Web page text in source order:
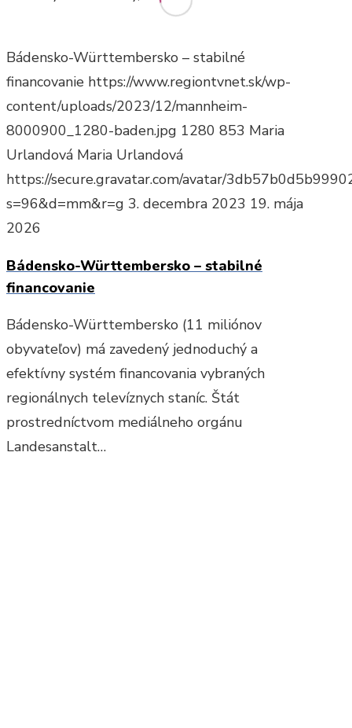
Bádensko-Württembersko – stabilné
financovanie https://www.regiontvnet.sk/wp-
content/uploads/2023/12/mannheim-
8000900_1280-baden.jpg 1280 853 Maria
Urlandová Maria Urlandová
https://secure.gravatar.com/avatar/
s=96&d=mm&r=g 3. decembra 2023 19. mája
2026
Bádensko-Württembersko – stabilné
financovanie
Bádensko-Württembersko (11 miliónov
obyvateľov) má zavedený jednoduchý a
efektívny systém financovania vybraných
regionálnych televíznych staníc. Štát
prostredníctvom mediálneho orgánu
Landesanstalt…